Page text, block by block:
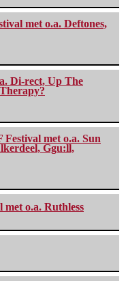
met o.a. Deftones,
Di-rect, Up The
met o.a. Sun
Ggu:ll,
o.a. Ruthless